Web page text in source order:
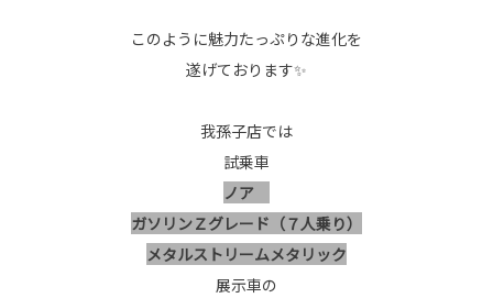
このように魅力たっぷりな進化を
遂げております✨
我孫子店では
試乗車
ノア
ガソリンＺグレード（７人乗り）
メタルストリームメタリック
展示車の